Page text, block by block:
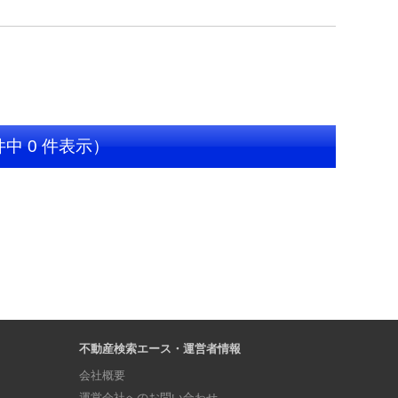
中 0 件表示）
不動産検索エース・運営者情報
会社概要